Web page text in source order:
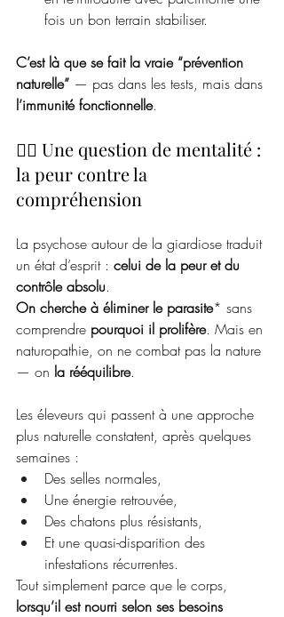
fois un bon terrain stabiliser.
C’est là que se fait la vraie “prévention
naturelle” — pas dans les tests, mais dans
l’immunité fonctionnelle.
🧘‍♀️ Une question de mentalité :
la peur contre la
compréhension
La psychose autour de la giardiose traduit
un état d’esprit : celui de la peur et du
contrôle absolu.
On cherche à éliminer le parasite* sans
comprendre pourquoi il prolifère. Mais en
naturopathie, on ne combat pas la nature
— on la rééquilibre.
Les éleveurs qui passent à une approche
plus naturelle constatent, après quelques
semaines :
Des selles normales,
Une énergie retrouvée,
Des chatons plus résistants,
Et une quasi-disparition des
infestations récurrentes.
Tout simplement parce que le corps,
lorsqu’il est nourri selon ses besoins